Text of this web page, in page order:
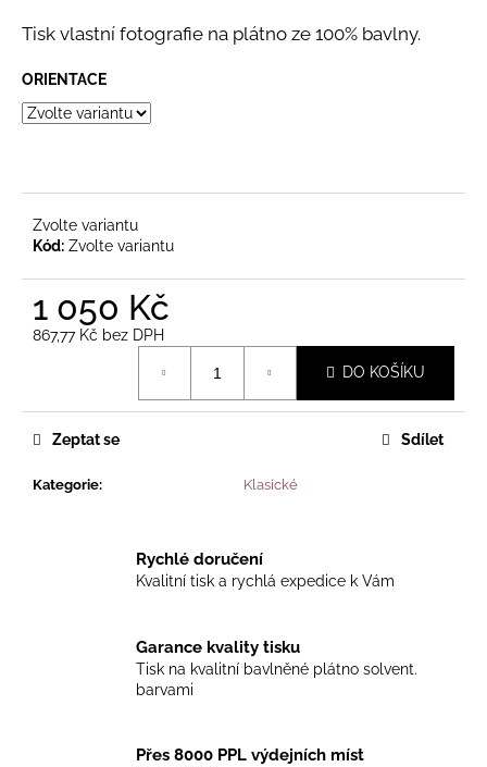
Tisk vlastní fotografie na plátno ze 100% bavlny.
ORIENTACE
Zvolte variantu
Kód: Zvolte variantu
1 050 Kč
867,77 Kč bez DPH
DO KOŠÍKU
Kategorie: Klasické
Zeptat se Sdílet
Rychlé doručení
Kvalitní tisk a rychlá expedice k Vám
Garance kvality tisku
Tisk na kvalitní bavlněné plátno solvent.
barvami
Přes 8000 PPL výdejních míst
a
í
t
HLEDAT
D
o
č